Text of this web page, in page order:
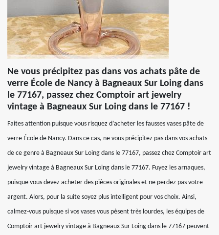
Ne vous précipitez pas dans vos achats pâte de
verre École de Nancy à Bagneaux Sur Loing dans
le 77167, passez chez Comptoir art jewelry
vintage à Bagneaux Sur Loing dans le 77167 !
Faites attention puisque vous risquez d’acheter les fausses vases pâte de
verre École de Nancy. Dans ce cas, ne vous précipitez pas dans vos achats
de ce genre à Bagneaux Sur Loing dans le 77167, passez chez Comptoir art
jewelry vintage à Bagneaux Sur Loing dans le 77167. Fuyez les arnaques,
puisque vous devez acheter des pièces originales et ne perdez pas votre
argent. Alors, pour la suite soyez plus intelligent pour vos choix. Ainsi,
calmez-vous puisque si vos vases vous pèsent très lourdes, les équipes de
Comptoir art jewelry vintage à Bagneaux Sur Loing dans le 77167 peuvent